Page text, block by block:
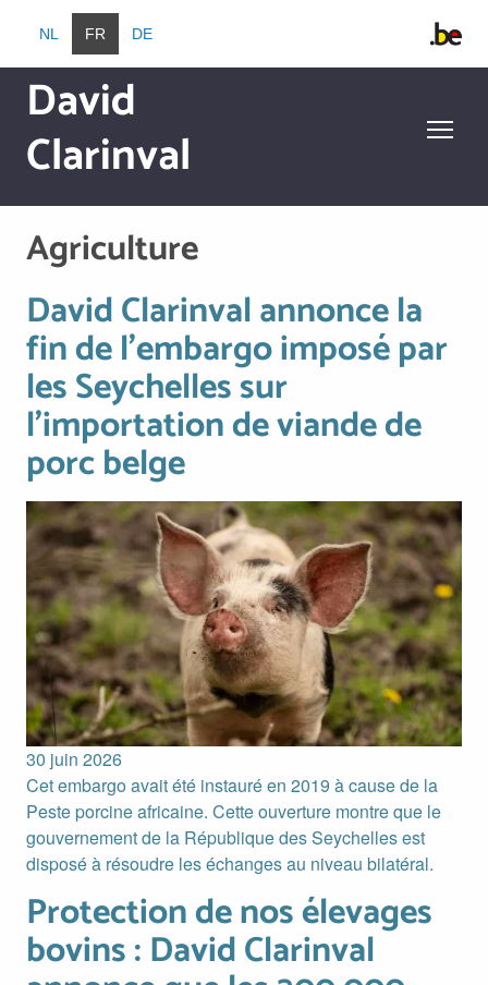
Aller au contenu principal
NL FR DE
David
Clarinval
Agriculture
David Clarinval annonce la fin de l’embargo imposé par
David Clarinval annonce la
fin de l’embargo imposé par
les Seychelles sur
l’importation de viande de
porc belge
Image
30 juin 2026
Cet embargo avait été instauré en 2019 à cause de la
Peste porcine africaine. Cette ouverture montre que le
gouvernement de la République des Seychelles est
disposé à résoudre les échanges au niveau bilatéral.
Protection de nos élevages bovins : David Clarinval
Protection de nos élevages
bovins : David Clarinval